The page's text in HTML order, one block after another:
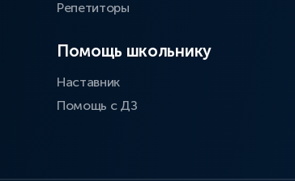
Репетиторы
Помощь школьнику
Наставник
Помощь с ДЗ